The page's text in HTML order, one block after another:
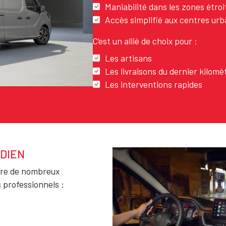
Maniabilité dans les zones
Accès simplifié aux centres
C’est un allié de choix pour :
Les artisans
Les livraisons du dernier
Les interventions rapides
de nombreux
: